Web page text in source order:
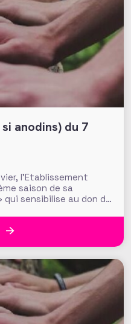
l’Etablissement
saison de sa
qui sensibilise au don de
sanguins) des
Une campagne